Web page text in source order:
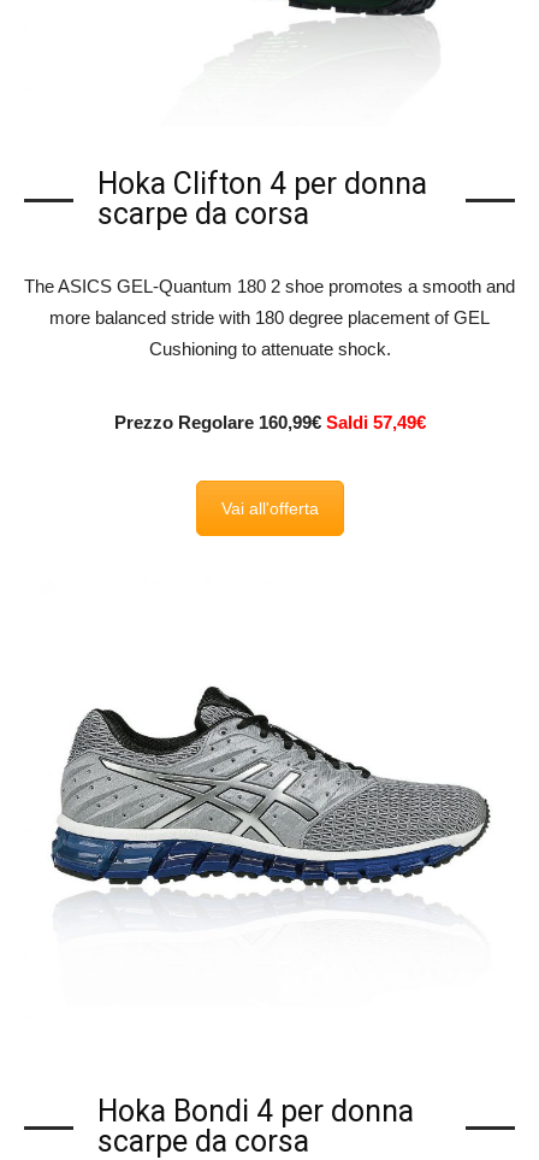
Hoka Clifton 4 per donna
scarpe da corsa
The ASICS GEL-Quantum 180 2 shoe promotes a smooth and
more balanced stride with 180 degree placement of GEL
Cushioning to attenuate shock.
Prezzo Regolare 160,99€ Saldi 57,49€
Vai all'offerta
Hoka Bondi 4 per donna
scarpe da corsa